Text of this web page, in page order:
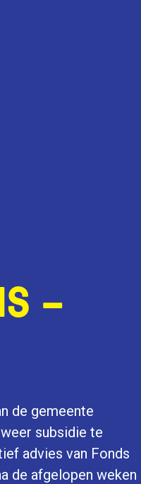
–
de gemeente
subsidie te
advies van Fonds
de afgelopen weken